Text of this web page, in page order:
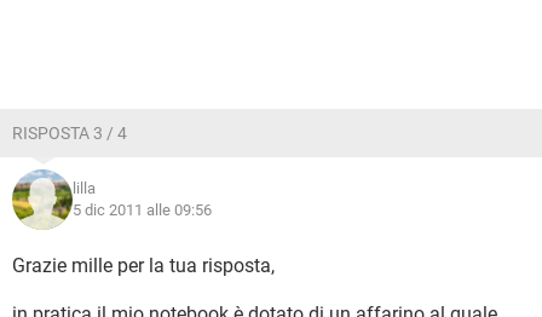
RISPOSTA 3 / 4
lilla
5 dic 2011 alle 09:56
Grazie mille per la tua risposta,